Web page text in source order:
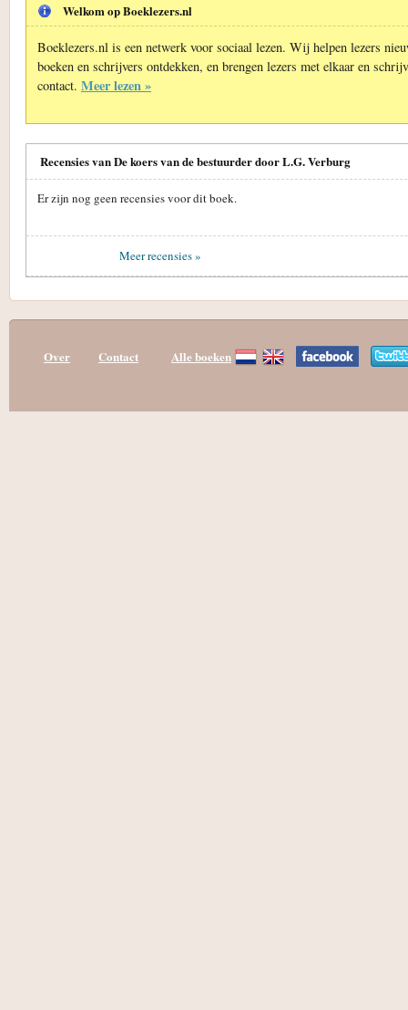
Welkom op Boeklezers.nl
Boeklezers.nl is een netwerk voor sociaal lezen. Wij helpen lezers
boeken en schrijvers ontdekken, en brengen lezers met elkaar en
contact. Meer lezen »
Recensies van De koers van de bestuurder door L.G. Verburg
Er zijn nog geen recensies voor dit boek.
Meer recensies »
Over Contact Alle boeken